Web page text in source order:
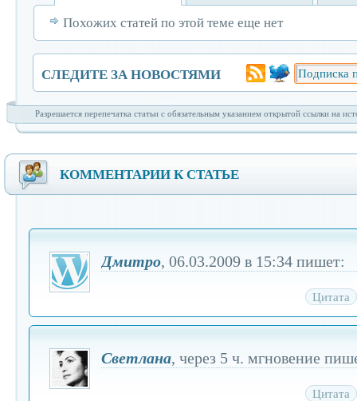
Похожих статей по этой теме еще нет
СЛЕДИТЕ ЗА НОВОСТЯМИ
Разрешается перепечатка статьи с обязательным указанием открытой ссылки на
КОММЕНТАРИИ К СТАТЬЕ
Дмитро, 06.03.2009 в 15:34 пишет:
Цитата
Cветлана, через 5 ч. мгновение
Цитата